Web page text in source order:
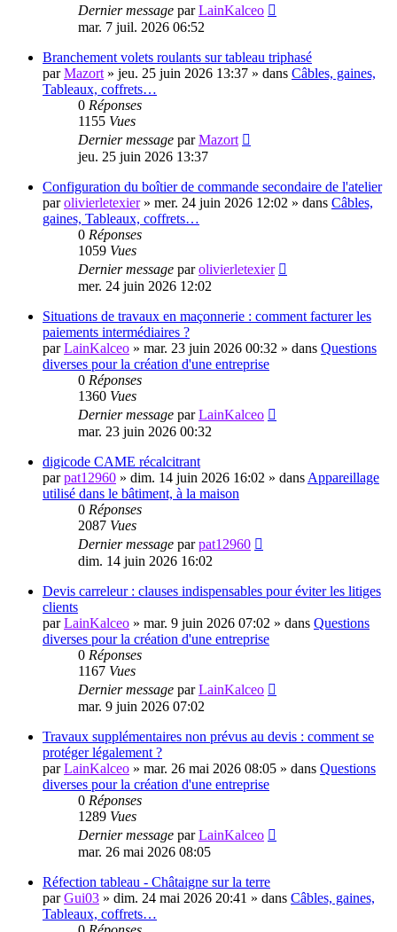
Dernier message parLainKalceo
mar. 7 juil. 2026 06:52
Branchement volets roulants sur tableau triphasé
parMazort » jeu. 25 juin 2026 13:37 » dans Câbles, gaines,
Tableaux, coffrets…
0 Réponses
1155 Vues
Dernier message parMazort
jeu. 25 juin 2026 13:37
Configuration du boîtier de commande secondaire de l'atelier
parolivierletexier» mer. 24 juin 2026 12:02 » dans Câbles,
gaines, Tableaux, coffrets…
0 Réponses
1059 Vues
Dernier message parolivierletexier
mer. 24 juin 2026 12:02
Situations de travaux en maçonnerie : comment facturer les
paiements intermédiaires ?
parLainKalceo » mar. 23 juin 2026 00:32 » dans Questions
diverses pour la création d'une entreprise
0 Réponses
1360 Vues
Dernier message parLainKalceo
mar. 23 juin 2026 00:32
digicode CAME récalcitrant
parpat12960 » dim. 14 juin 2026 16:02 » dans Appareillage
utilisé dans le bâtiment, à la maison
0 Réponses
2087 Vues
Dernier message parpat12960
dim. 14 juin 2026 16:02
Devis carreleur : clauses indispensables pour éviter les litiges
clients
parLainKalceo » mar. 9 juin 2026 07:02 » dans Questions
diverses pour la création d'une entreprise
0 Réponses
1167 Vues
Dernier message parLainKalceo
mar. 9 juin 2026 07:02
Travaux supplémentaires non prévus au devis : comment se
protéger légalement ?
parLainKalceo » mar. 26 mai 2026 08:05 » dans Questions
diverses pour la création d'une entreprise
0 Réponses
1289 Vues
Dernier message parLainKalceo
mar. 26 mai 2026 08:05
Réfection tableau - Châtaigne sur la terre
parGui03 » dim. 24 mai 2026 20:41 » dans Câbles, gaines,
Tableaux, coffrets…